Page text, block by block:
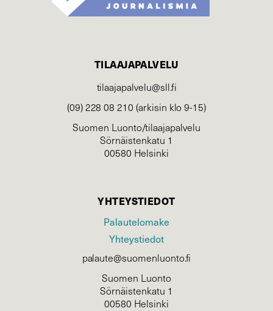
TILAAJAPALVELU
tilaajapalvelu@sll.fi
(09) 228 08 210 (arkisin klo 9-15)
Suomen Luonto/tilaajapalvelu
Sörnäistenkatu 1
00580 Helsinki
YHTEYSTIEDOT
Palautelomake
Yhteystiedot
palaute@suomenluonto.fi
Suomen Luonto
Sörnäistenkatu 1
00580 Helsinki